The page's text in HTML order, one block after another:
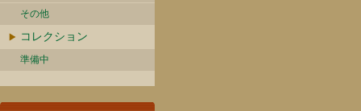
その他
コレクション
準備中